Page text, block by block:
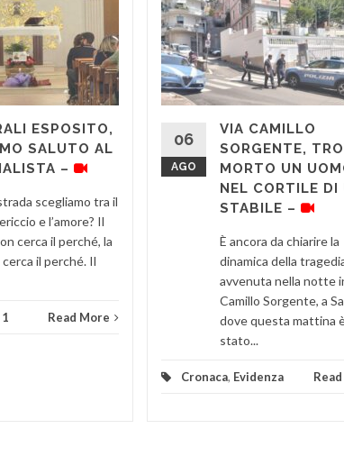
ESPOSITO,
SALUTO AL
–
scegliamo tra il
e l’amore? Il
cerca il perché, la
il perché. Il
Read More
06
AGO
VIA CAMILLO
SORGENTE,
MORTO UN
NEL CORTILE DI
STABILE –
È ancora da chiarire la
dinamica della
avvenuta nella notte
Camillo Sorgente, a
dove questa mattina
stato...
Cronaca, Evidenza